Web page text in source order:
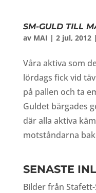
SM-GULD TILL
av MAI | 2 jul, 2012|
Våra aktiva som
lördags fick vid
på pallen och ta
Guldet bärgades
där alla aktiva
motståndarna
SENASTE
Bilder från Stafett-